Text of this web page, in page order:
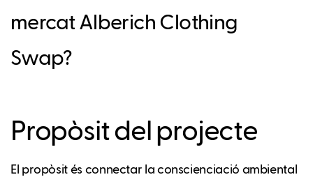
mercat Alberich Clothing
Swap?
Propòsit del projecte
El propòsit és connectar la conscienciació ambiental